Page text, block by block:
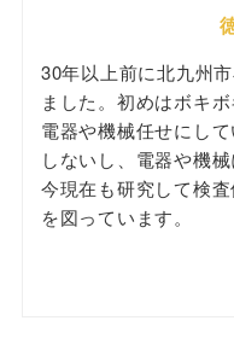
30年以上前に北九州
ました。初めはボキ
電器や機械任せにし
しないし、電器や機
今現在も研究して検
を図っています。